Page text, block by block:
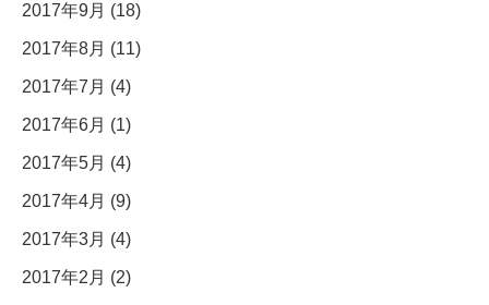
2017年9月 (18)
2017年8月 (11)
2017年7月 (4)
2017年6月 (1)
2017年5月 (4)
2017年4月 (9)
2017年3月 (4)
2017年2月 (2)